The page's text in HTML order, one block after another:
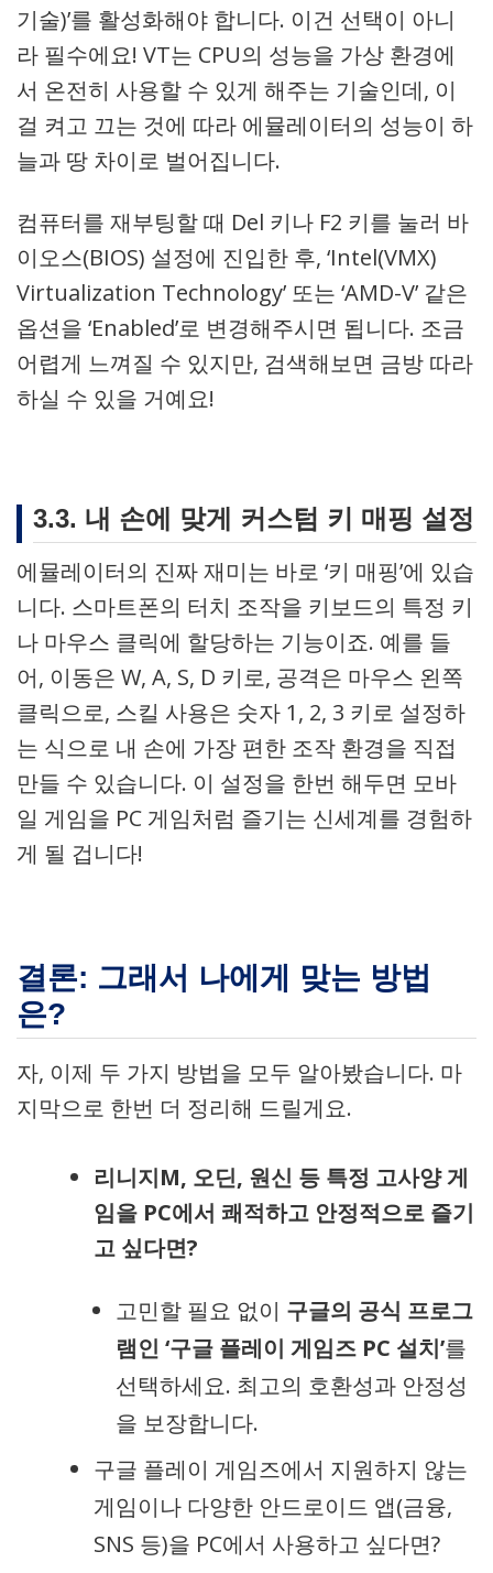
기술)’를 활성화해야 합니다. 이건 선택이 아니
라 필수에요! VT는 CPU의 성능을 가상 환경에
서 온전히 사용할 수 있게 해주는 기술인데, 이
걸 켜고 끄는 것에 따라 에뮬레이터의 성능이 하
늘과 땅 차이로 벌어집니다.
컴퓨터를 재부팅할 때 Del 키나 F2 키를 눌러 바
이오스(BIOS) 설정에 진입한 후, ‘Intel(VMX)
Virtualization Technology’ 또는 ‘AMD-V’ 같은
옵션을 ‘Enabled’로 변경해주시면 됩니다. 조금
어렵게 느껴질 수 있지만, 검색해보면 금방 따라
하실 수 있을 거예요!
3.3. 내 손에 맞게 커스텀 키 매핑 설정
에뮬레이터의 진짜 재미는 바로 ‘키 매핑’에 있습
니다. 스마트폰의 터치 조작을 키보드의 특정 키
나 마우스 클릭에 할당하는 기능이죠. 예를 들
어, 이동은 W, A, S, D 키로, 공격은 마우스 왼쪽
클릭으로, 스킬 사용은 숫자 1, 2, 3 키로 설정하
는 식으로 내 손에 가장 편한 조작 환경을 직접
만들 수 있습니다. 이 설정을 한번 해두면 모바
일 게임을 PC 게임처럼 즐기는 신세계를 경험하
게 될 겁니다!
결론: 그래서 나에게 맞는 방법
은?
자, 이제 두 가지 방법을 모두 알아봤습니다. 마
지막으로 한번 더 정리해 드릴게요.
리니지M, 오딘, 원신 등 특정 고사양 게
임을 PC에서 쾌적하고 안정적으로 즐기
고 싶다면?
고민할 필요 없이 구글의 공식 프로그
램인 ‘구글 플레이 게임즈 PC 설치’를
선택하세요. 최고의 호환성과 안정성
을 보장합니다.
구글 플레이 게임즈에서 지원하지 않는
게임이나 다양한 안드로이드 앱(금융,
SNS 등)을 PC에서 사용하고 싶다면?